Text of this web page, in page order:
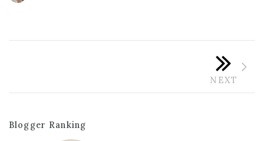
Blogger Ranking